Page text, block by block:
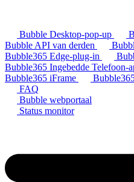
Bubble Desktop-pop-up
Bubble API van derden
Bubble365 Edge-plug-in
Bubble365 Ingebedde Telefoon-
Bubble365 iFrame
FAQ
Bubble webportaal
Status monitor